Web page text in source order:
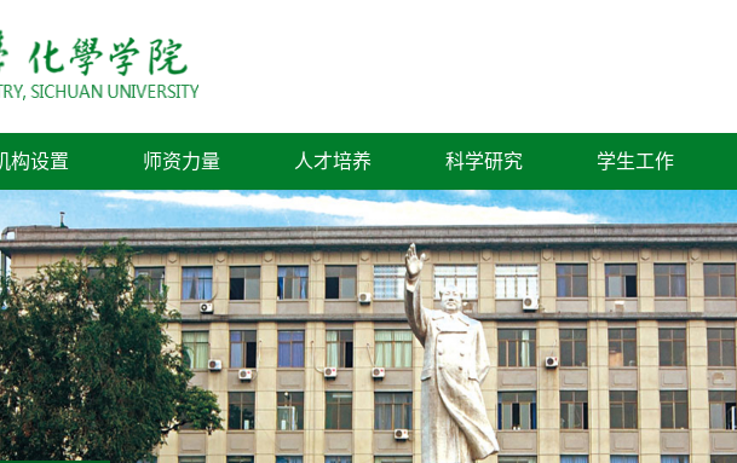
构设置 师资力量 人才培养 科学研究 学生工作